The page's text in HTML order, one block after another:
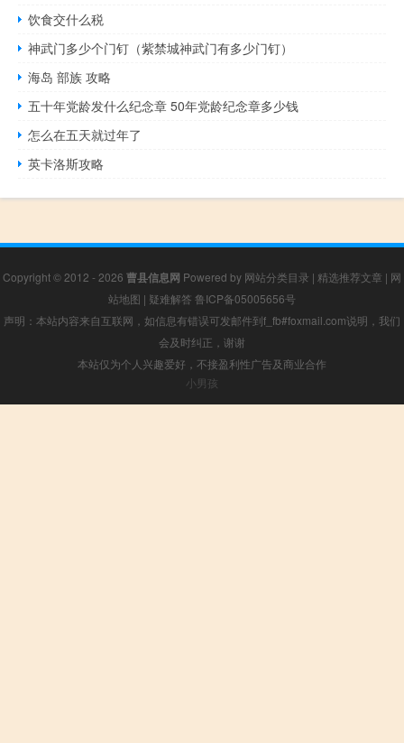
饮食交什么税
神武门多少个门钉（紫禁城神武门有多少门钉）
海岛 部族 攻略
五十年党龄发什么纪念章 50年党龄纪念章多少钱
怎么在五天就过年了
英卡洛斯攻略
Copyright © 2012 - 2026 曹县信息网 Powered by 网站分类目录 | 精选推荐文章 | 网
站地图 | 疑难解答 鲁ICP备05005656号
声明：本站内容来自互联网，如信息有错误可发邮件到f_fb#foxmail.com说明，我们
会及时纠正，谢谢
本站仅为个人兴趣爱好，不接盈利性广告及商业合作
小男孩